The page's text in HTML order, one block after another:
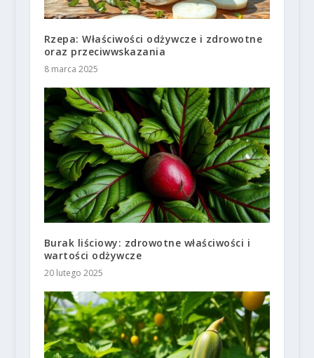
Rzepa: Właściwości odżywcze i zdrowotne
oraz przeciwwskazania
8 marca 2025
Burak liściowy: zdrowotne właściwości i
wartości odżywcze
20 lutego 2025